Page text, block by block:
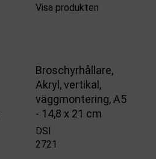
Visa produkten
Broschyrhållare,
Akryl, vertikal,
väggmontering, A5
- 14,8 x 21 cm
DSI
2721